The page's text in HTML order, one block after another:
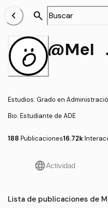
chevron_left search
Estudios: Grado en
Bio: Estudiante de ADE
188 Publicaciones16.72k
languageActividad
Lista de publicaciones de